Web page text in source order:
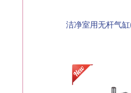
洁净室用无杆气